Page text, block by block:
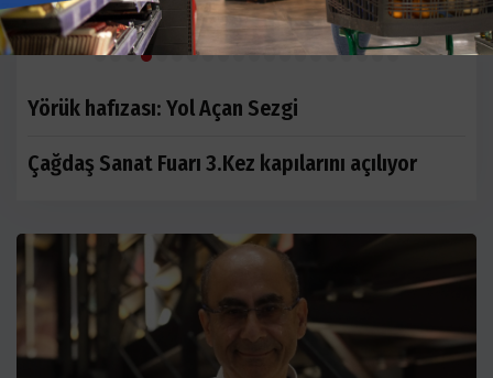
Mimarlar Demre’de eğitim gezisine katıldı
Yörük hafızası: Yol Açan Sezgi
Çağdaş Sanat Fuarı 3.Kez kapılarını açılıyor